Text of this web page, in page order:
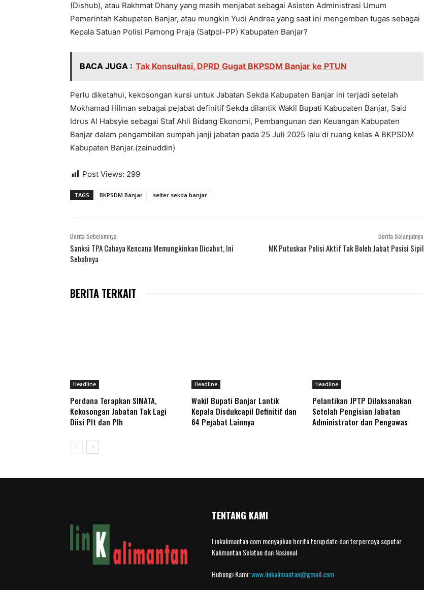
(Dishub), atau Rakhmat Dhany yang masih menjabat sebagai Asisten Administrasi Umum
Pemerintah Kabupaten Banjar, atau mungkin Yudi Andrea yang saat ini mengemban tugas sebagai
Kepala Satuan Polisi Pamong Praja (Satpol-PP) Kabupaten Banjar?
BACA JUGA : Tak Konsultasi, DPRD Gugat BKPSDM Banjar ke PTUN
Perlu diketahui, kekosongan kursi untuk Jabatan Sekda Kabupaten Banjar ini terjadi setelah
Mokhamad Hilman sebagai pejabat definitif Sekda dilantik Wakil Bupati Kabupaten Banjar, Said
Idrus Al Habsyie sebagai Staf Ahli Bidang Ekonomi, Pembangunan dan Keuangan Kabupaten
Banjar dalam pengambilan sumpah janji jabatan pada 25 Juli 2025 lalu di ruang kelas A BKPSDM
Kabupaten Banjar.(zainuddin)
Post Views: 299
TAGS BKPSDM Banjar selter sekda banjar
Berita Sebelumnya
Sanksi TPA Cahaya Kencana Memungkinkan Dicabut, Ini
Sebabnya
Berita Selanjutnya
MK Putuskan Polisi Aktif Tak Boleh Jabat Posisi Sipil
BERITA TERKAIT
Headline
Perdana Terapkan SIMATA,
Kekosongan Jabatan Tak Lagi
Diisi Plt dan Plh
Headline
Wakil Bupati Banjar Lantik
Kepala Disdukcapil Definitif dan
64 Pejabat Lainnya
Headline
Pelantikan JPTP Dilaksanakan
Setelah Pengisian Jabatan
Administrator dan Pengawas
TENTANG KAMI
Linkalimantan.com menyajikan berita terupdate dan terpercaya seputar
Kalimantan Selatan dan Nasional
Hubungi Kami:www.linkalimantan@gmail.com